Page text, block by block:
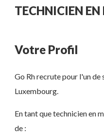
TECHNICIEN
Votre Profil
Go Rh recrute pour l'un de
Luxembourg.
En tant que technicien en
de :